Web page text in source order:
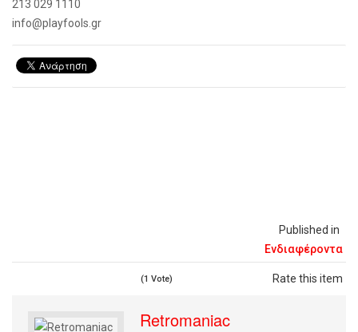
Published in
Ενδιαφέροντα
Rate this item
(1 Vote)
213 029 1110
info@playfools gr
Retromaniac